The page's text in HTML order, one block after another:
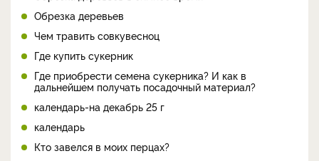
Обрезка деревьев
Чем травить совкувесноц
Где купить сукерник
Где приобрести семена сукерника? И как в
дальнейшем получать посадочный материал?
календарь-на декабрь 25 г
календарь
Кто завелся в моих перцах?